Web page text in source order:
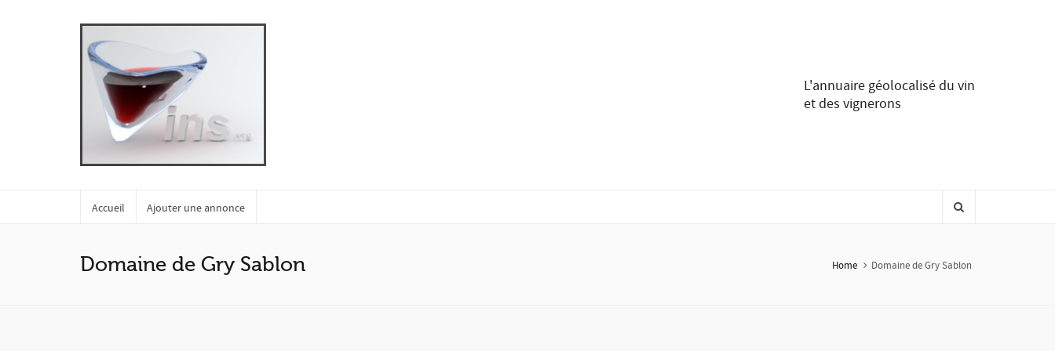
L'annuaire géolocalisé du vin
et des vignerons
Accueil Ajouter une annonce
Domaine de Gry Sablon Home Domaine de Gry Sablon